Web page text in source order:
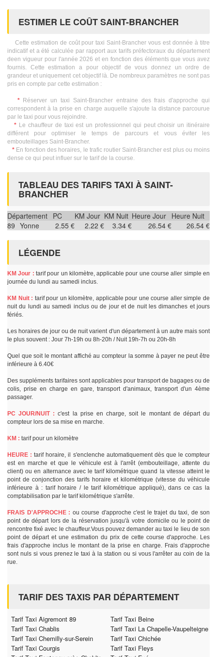
ESTIMER LE COÛT SAINT-BRANCHER
Cette estimation de coût pour taxi Saint-Brancher vous est donnée à titre
indicatif et a été calculée par rapport aux tarifs préfectoraux du département
deen vigueur pour l'année 2026 et en fonction des éléments que vous avez
fournis. Cette estimation a pour objectif de vous donnez un ordre de
grandeur et uniquement cet objectif là. De nombreux paramètres ne sont pas
pris en compte par cette estimation :
*Réserver un taxi Saint-Brancher entraine des frais d'approche qui
correspondent à la prise en charge auquelle s'ajoute la distance parcourue
par le taxi pour vous rejoindre.
* Le chauffeur de taxi est un professionnel qui peut choisir un itinéraire
différent pour optimiser le temps de parcours et vous éviter les
embouteillages Saint-Brancher.
*En fonction des horaires, le trafic routier Saint-Brancher est plus ou moins
dense ce qui peut influer sur le tarif de la course.
TABLEAU DES TARIFS TAXI À SAINT-
BRANCHER
Département PC KM Jour KM Nuit Heure Jour Heure Nuit
89 Yonne 2.55 € 2.22 € 3.34 € 26.54 € 26.54 €
LÉGENDE
KM Jour : tarif pour un kilomètre, applicable pour une course aller simple en
journée du lundi au samedi inclus.
KM Nuit : tarif pour un kilomètre, applicable pour une course aller simple de
nuit du lundi au samedi inclus ou de jour et de nuit les dimanches et jours
fériés.
Les horaires de jour ou de nuit varient d'un département à un autre mais sont
le plus souvent : Jour 7h-19h ou 8h-20h / Nuit 19h-7h ou 20h-8h
Quel que soit le montant affiché au compteur la somme à payer ne peut être
inférieure à 6.40€
Des suppléments tarifaires sont applicables pour transport de bagages ou de
colis, prise en charge en gare, transport d'animaux, transport d'un 4ème
passager.
PC JOUR/NUIT : c'est la prise en charge, soit le montant de départ du
compteur lors de sa mise en marche.
KM : tarif pour un kilomètre
HEURE : tarif horaire, il s'enclenche automatiquement dès que le compteur
est en marche et que le véhicule est à l'arrêt (embouteillage, attente du
client) ou en alternance avec le tarif kilométrique quand la vitesse atteint le
point de conjonction des tarifs horaire et kilométrique (vitesse du véhicule
inférieure à : tarif horaire / le tarif kilométrique appliqué), dans ce cas la
comptabilisation par le tarif kilométrique s'arrête.
FRAIS D'APPROCHE : ou course d'approche c'est le trajet du taxi, de son
point de départ lors de la réservation jusqu'à votre domicile ou le point de
rencontre fixé avec le chauffeur.Vous pouvez demander au taxi le lieu de son
point de départ et une estimation du prix de cette course d'approche. Les
frais d'approche inclus le montant de la prise en charge. Frais d'approche
sont nuls si vous prenez le taxi à la station ou si vous l'arrêter au coin de la
rue.
TARIF DES TAXIS PAR DÉPARTEMENT
Tarif Taxi Aigremont 89
Tarif Taxi Beine
Tarif Taxi Chablis
Tarif Taxi La Chapelle-Vaupelteigne
Tarif Taxi Chemilly-sur-Serein
Tarif Taxi Chichée
Tarif Taxi Courgis
Tarif Taxi Fleys